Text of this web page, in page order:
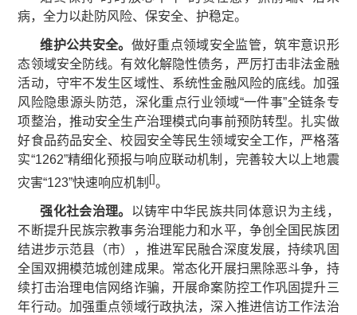
病，全力以赴防风险、保安全、护稳定。
维护公共安全。 做好重点领域安全监管，筑牢意识形
态领域安全防线。有效化解隐性债务，严厉打击非法金融
活动，守牢不发生区域性、系统性金融风险的底线。加强
风险隐患源头防范，深化重点行业领域“一件事”全链条专
项整治，推动安全生产治理模式向事前预防转型。扎实做
好食品药品安全、校园安全等民生领域安全工作，严格落
实“1262”精细化预报与响应联动机制，完善较大以上地震
灾害“123”快速响应机制 []。
强化社会治理。 以铸牢中华民族共同体意识为主线，
不断提升民族宗教事务治理能力和水平，争创全国民族团
结进步示范县（市），推进军民融合深度发展，持续巩固
全国双拥模范城创建成果。常态化开展扫黑除恶斗争，持
续打击治理电信网络诈骗，开展命案防控工作巩固提升三
年行动。加强重点领域行政执法，深入推进信访工作法治